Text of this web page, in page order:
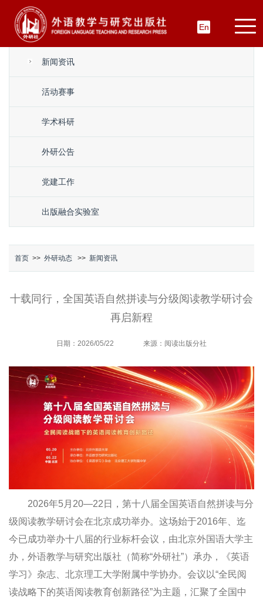
En
新闻资讯
活动赛事
学术科研
外研公告
党建工作
出版融合实验室
首页 >> 外研动态 >> 新闻资讯
十载同行，全国英语自然拼读与分级阅读教学研讨会
再启新程
日期：2026/05/22 来源：阅读出版分社
2026年5月20—22日，第十八届全国英语自然拼读与分
级阅读教学研讨会在北京成功举办。这场始于2016年、迄
今已成功举办十八届的行业标杆会议，由北京外国语大学主
办，外语教学与研究出版社（简称“外研社”）承办 ，
《英语
学习》杂志、北京理工大学附属中学协办。会议以“全民阅
读战略下的英语阅读教育创新路径”为主题，汇聚了全国中